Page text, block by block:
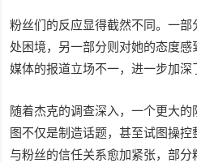
粉丝们的反应显得截然不同。一
处困境，另一部分则对她的态度感
媒体的报道立场不一，进一步加深
随着杰克的调查深入，一个更大
图不仅是制造话题，甚至试图操
与粉丝的信任关系愈加紧张，部